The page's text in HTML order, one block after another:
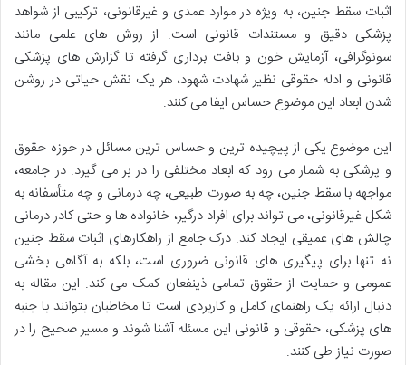
اثبات سقط جنین، به ویژه در موارد عمدی و غیرقانونی، ترکیبی از شواهد
پزشکی دقیق و مستندات قانونی است. از روش های علمی مانند
سونوگرافی، آزمایش خون و بافت برداری گرفته تا گزارش های پزشکی
قانونی و ادله حقوقی نظیر شهادت شهود، هر یک نقش حیاتی در روشن
شدن ابعاد این موضوع حساس ایفا می کنند.
این موضوع یکی از پیچیده ترین و حساس ترین مسائل در حوزه حقوق
و پزشکی به شمار می رود که ابعاد مختلفی را در بر می گیرد. در جامعه،
مواجهه با سقط جنین، چه به صورت طبیعی، چه درمانی و چه متأسفانه به
شکل غیرقانونی، می تواند برای افراد درگیر، خانواده ها و حتی کادر درمانی
چالش های عمیقی ایجاد کند. درک جامع از راهکارهای اثبات سقط جنین
نه تنها برای پیگیری های قانونی ضروری است، بلکه به آگاهی بخشی
عمومی و حمایت از حقوق تمامی ذینفعان کمک می کند. این مقاله به
دنبال ارائه یک راهنمای کامل و کاربردی است تا مخاطبان بتوانند با جنبه
های پزشکی، حقوقی و قانونی این مسئله آشنا شوند و مسیر صحیح را در
صورت نیاز طی کنند.